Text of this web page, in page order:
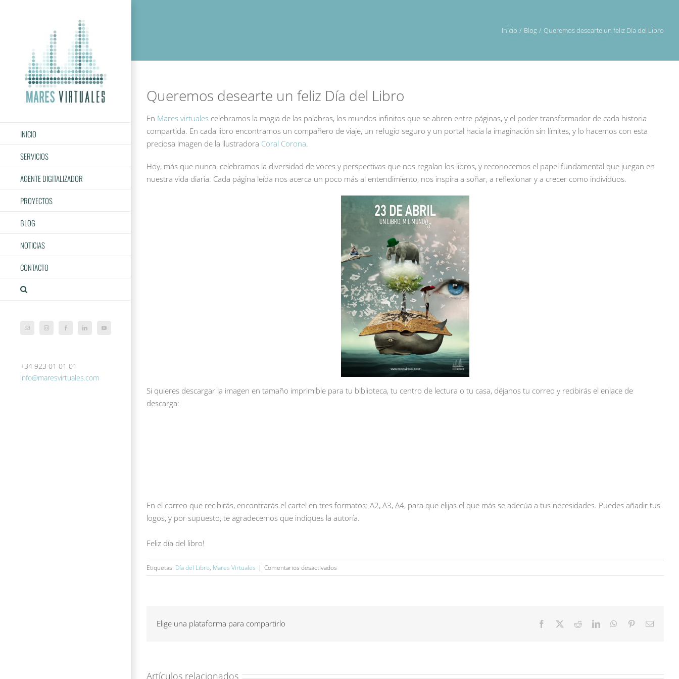
INICIO
SERVICIOS
AGENTE DIGITALIZADOR
PROYECTOS
BLOG
NOTICIAS
CONTACTO
Correo
InstagramFacebookLinkedIn YouTube
+34 923 01 01 01
info@maresvirtuales.com
Inicio Blog Queremos desearte un feliz Día del Libro
Queremos desearte un feliz Día del Libro
En Mares virtuales celebramos la magia de las palabras, los mundos infinitos que se abren entre páginas, y el poder transformador de cada historia
compartida. En cada libro encontramos un compañero de viaje, un refugio seguro y un portal hacia la imaginación sin límites, y lo hacemos con esta
preciosa imagen de la ilustradora Coral Corona.
Hoy, más que nunca, celebramos la diversidad de voces y perspectivas que nos regalan los libros, y reconocemos el papel fundamental que juegan en
nuestra vida diaria. Cada página leída nos acerca un poco más al entendimiento, nos inspira a soñar, a reflexionar y a crecer como individuos.
Si quieres descargar la imagen en tamaño imprimible para tu biblioteca, tu centro de lectura o tu casa, déjanos tu correo y recibirás el enlace de
descarga:
En el correo que recibirás, encontrarás el cartel en tres formatos: A2, A3, A4, para que elijas el que más se adecúa a tus necesidades. Puedes añadir tus
logos, y por supuesto, te agradecemos que indiques la autoría.
Feliz día del libro!
Etiquetas: Día del Libro, Mares Virtuales | Comentarios desactivados
Queremos
Elige una plataforma para compartirlo Facebook RedditLinkedInWhatsApp
PinterestCorreo
Artículos relacionados